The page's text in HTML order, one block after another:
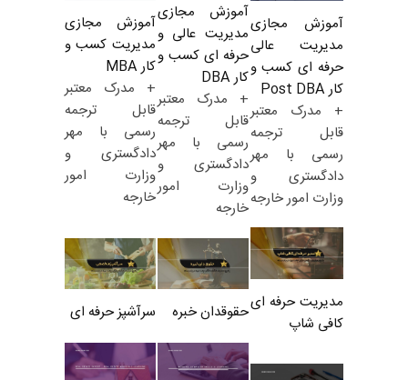
آموزش مجازی
مدیریت عالی
حرفه ای کسب و
کار Post DBA
+ مدرک معتبر
قابل ترجمه
رسمی با مهر
دادگستری و
وزارت امور خارجه
آموزش مجازی
مدیریت عالی و
حرفه ای کسب و
کار DBA
+ مدرک معتبر
قابل ترجمه
رسمی با مهر
دادگستری و
وزارت امور
خارجه
آموزش مجازی
مدیریت کسب و
کار MBA
+ مدرک معتبر
قابل ترجمه
رسمی با مهر
دادگستری و
وزارت امور
خارجه
مدیریت حرفه ای
کافی شاپ
حقوقدان خبره سرآشپز حرفه ای